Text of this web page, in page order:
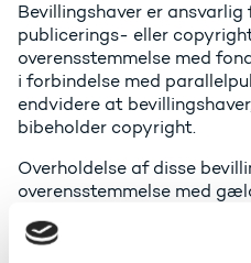
Bevillingshaver er
publicerings- eller
overensstemmelse med
i forbindelse med
endvidere at
bibeholder copyright.
Overholdelse af disse
overensstemmelse med